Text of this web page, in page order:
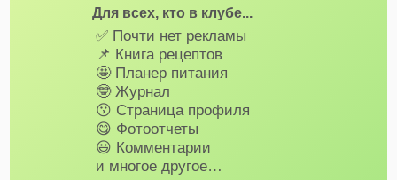
Для всех, кто в клубе...
✅ Почти нет рекламы
📌 Книга рецептов
🤩 Планер питания
🤓 Журнал
😗 Страница профиля
😋 Фотоотчеты
😃 Комментарии
и многое другое…